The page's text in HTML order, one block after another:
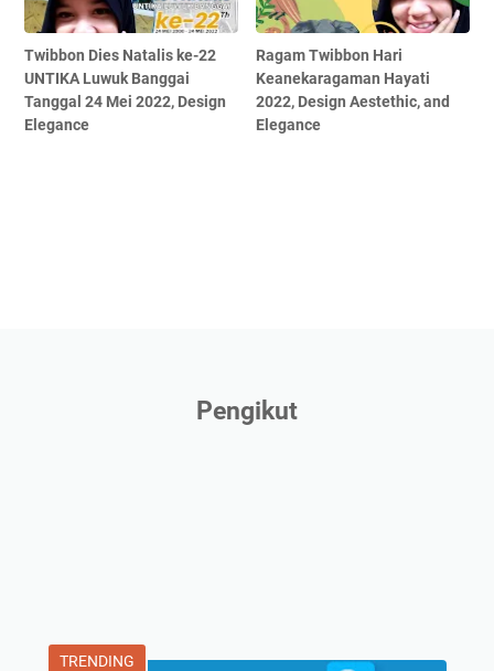
Twibbon Dies Natalis ke-22
UNTIKA Luwuk Banggai
Tanggal 24 Mei 2022, Design
Elegance
Ragam Twibbon Hari
Keanekaragaman Hayati
2022, Design Aestethic, and
Elegance
Pengikut
TRENDING